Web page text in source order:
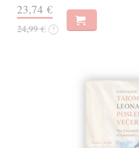
23,74 €
24,99 € ?